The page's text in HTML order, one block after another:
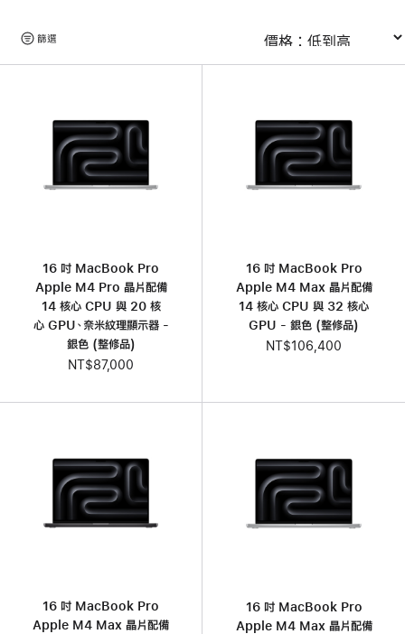
覽
篩選
16 吋 MacBook Pro
Apple M4 Pro 晶片配備
14 核心 CPU 與 20 核
心 GPU、奈米紋理顯示器 -
銀色 (整修品)
NT$87,000
16 吋 MacBook Pro
Apple M4 Max 晶片配備
14 核心 CPU 與 32 核心
GPU - 銀色 (整修品)
NT$106,400
16 吋 MacBook Pro
Apple M4 Max 晶片配備
16 吋 MacBook Pro
Apple M4 Max 晶片配備